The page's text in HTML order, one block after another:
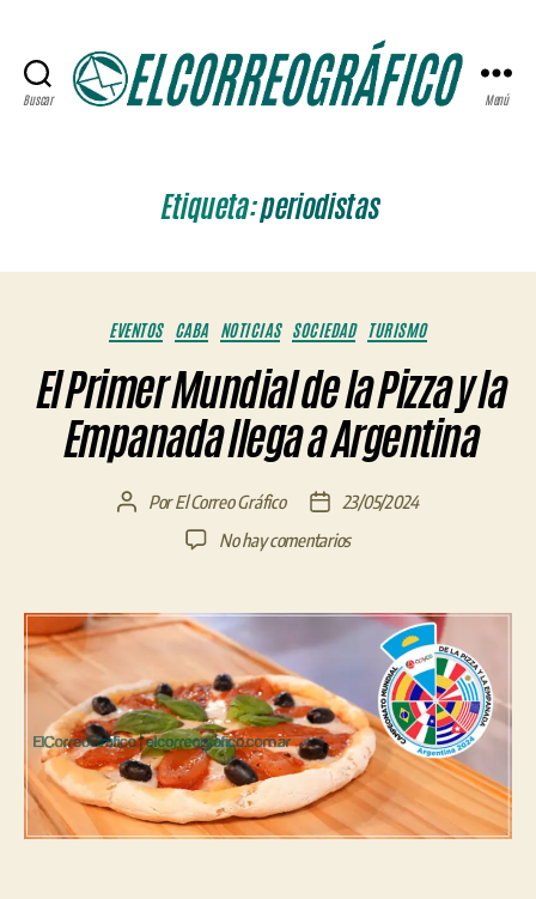
Buscar Menú
Etiqueta:periodistas
Categorías
EVENTOS CABA NOTICIAS SOCIEDAD TURISMO
El Primer Mundial de la Pizza y la
Empanada llega a Argentina
AutorPorEl Correo Gráfico
Fecha23/05/2024
No hay comentariosen
Mundial
Pizza
y
la
Empanada
llega
a